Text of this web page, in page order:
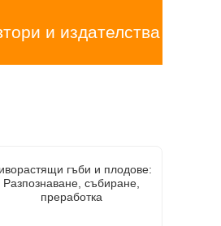
и издателства
гъби и плодове:
Разпознаване, събиране,
преработка